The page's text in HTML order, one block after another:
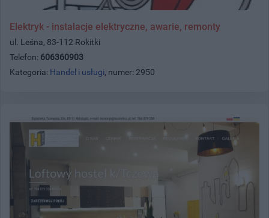
Elektryk - instalacje elektryczne, awarie, remonty
ul. Leśna, 83-112 Rokitki
Telefon: 606360903
Kategoria: Handel i usługi, numer: 2950